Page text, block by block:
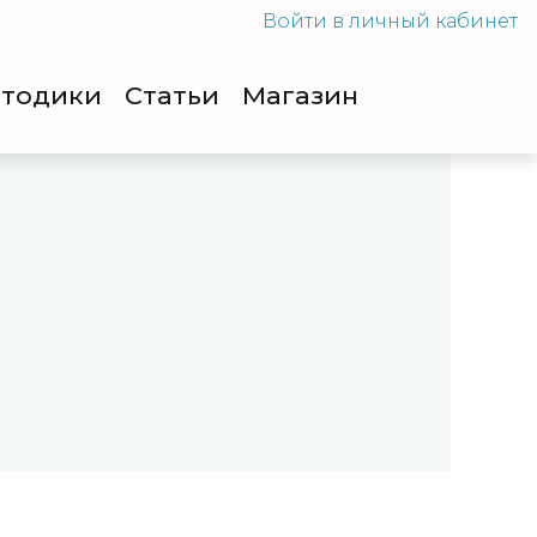
Войти в личный кабинет
Cтатьи Магазин